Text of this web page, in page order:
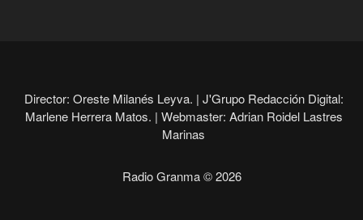
Director: Oreste Milanés Leyva. | J'Grupo Redacción Digital:
Marlene Herrera Matos. | Webmaster: Adrian Roidel Lastres
Marinas
Radio Granma © 2026